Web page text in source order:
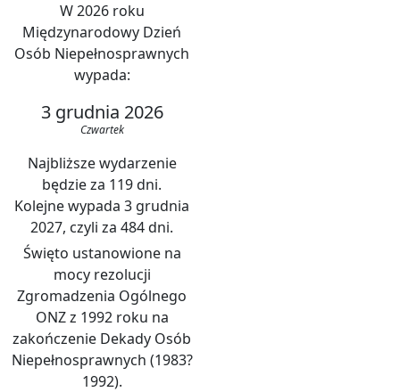
W 2026 roku
Międzynarodowy Dzień
Osób Niepełnosprawnych
wypada:
3 grudnia 2026
Czwartek
Najbliższe wydarzenie
będzie za 119 dni.
Kolejne wypada 3 grudnia
2027, czyli za 484 dni.
Święto ustanowione na
mocy rezolucji
Zgromadzenia Ogólnego
ONZ z 1992 roku na
zakończenie Dekady Osób
Niepełnosprawnych (1983?
1992).